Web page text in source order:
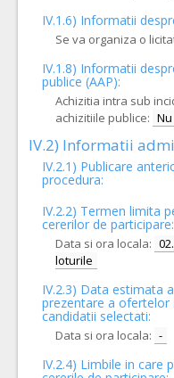
IV.1.6) Informatii
Se va organiza o
IV.1.8) Informatii
publice (AAP):
Achizitia intra sub
achizitiile publice: Nu
IV.2) Informatii
IV.2.1) Publicare
procedura:
IV.2.2) Termen limita
cererilor de participare:
Data si ora locala:
loturile
IV.2.3) Data estimata
prezentare a ofertelor
candidatii selectati:
Data si ora locala: -
IV.2.4) Limbile in care